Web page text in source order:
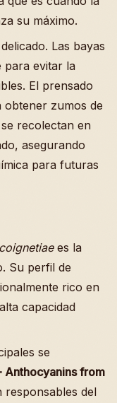
su máximo.
Las bayas
para evitar la
El prensado
zumos de
recolectan en
asegurando
para futuras
es la
Su perfil de
rico en
capacidad
se
Anthocyanins from
responsables del